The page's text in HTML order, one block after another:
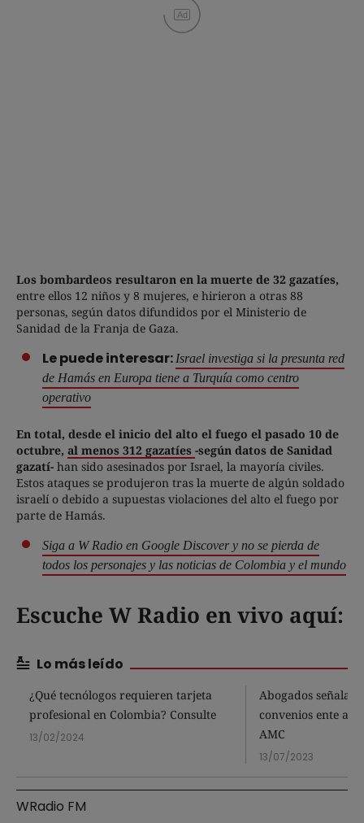
Ad
Los bombardeos resultaron en la muerte de 32 gazatíes,
entre ellos 12 niños y 8 mujeres, e hirieron a otras 88
personas, según datos difundidos por el Ministerio de
Sanidad de la Franja de Gaza.
Le puede interesar: Israel investiga si la presunta red
de Hamás en Europa tiene a Turquía como centro
operativo
En total, desde el inicio del alto el fuego el pasado 10 de
octubre, al menos 312 gazatíes -según datos de Sanidad
gazatí- han sido asesinados por Israel, la mayoría civiles.
Estos ataques se produjeron tras la muerte de algún soldado
israelí o debido a supuestas violaciones del alto el fuego por
parte de Hamás.
Siga a W Radio en Google Discover y no se pierda de
todos los personajes y las noticias de Colombia y el mundo
Escuche W Radio en vivo aquí:
Lo más leído
¿Qué tecnólogos requieren tarjeta
profesional en Colombia? Consulte
13/02/2024
Abogados
convenios ente
AMC
13/07/2023
WRadio FM